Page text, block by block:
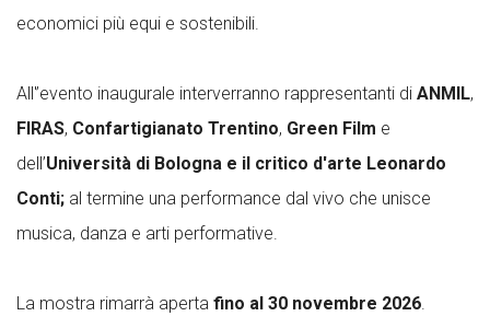
economici più equi e sostenibili.
All'’evento inaugurale interverranno rappresentanti di ANMIL,
FIRAS, Confartigianato Trentino, Green Film e
dell’Università di Bologna e il critico d'arte Leonardo
Conti; al termine una performance dal vivo che unisce
musica, danza e arti performative.
La mostra rimarrà aperta fino al 30 novembre 2026.